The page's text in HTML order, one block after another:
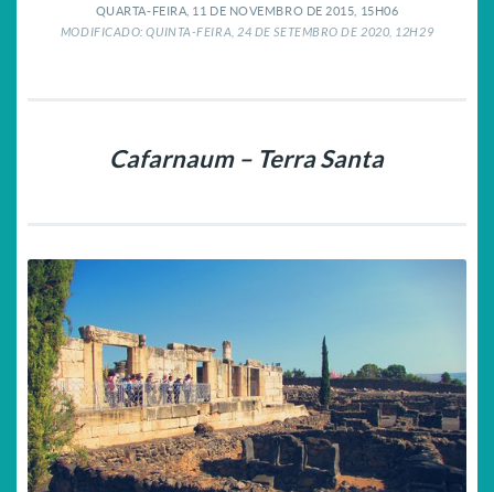
QUARTA-FEIRA, 11 DE NOVEMBRO DE 2015, 15H06
MODIFICADO: QUINTA-FEIRA, 24 DESETEMBRO DE2020, 12H29
Cafarnaum – Terra Santa